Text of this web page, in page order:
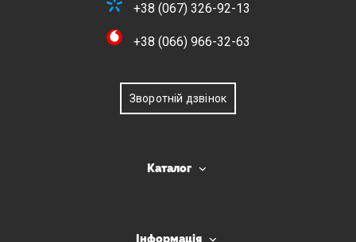
+38 (067) 326-92-13
+38 (066) 966-32-63
Зворотній дзвінок
Каталог
Інформація